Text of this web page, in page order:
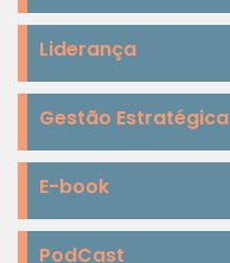
Liderança
Gestão Estratégica
E-book
PodCast